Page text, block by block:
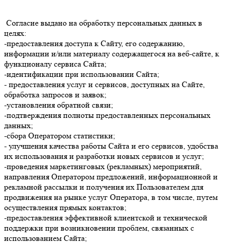
Согласие выдано на обработку персональных данных в
целях:
-предоставления доступа к Сайту, его содержанию,
информации и/или материалу содержащегося на веб-сайте, к
функционалу сервиса Сайта;
-идентификации при использовании Сайта;
- предоставления услуг и сервисов, доступных на Сайте,
обработка запросов и заявок;
-установления обратной связи;
-подтверждения полноты предоставленных персональных
данных;
-сбора Оператором статистики;
- улучшения качества работы Сайта и его сервисов, удобства
их использования и разработки новых сервисов и услуг;
-проведения маркетинговых (рекламных) мероприятий,
направления Оператором предложений, информационной и
рекламной рассылки и получения их Пользователем для
продвижения на рынке услуг Оператора, в том числе, путем
осуществления прямых контактов;
-предоставления эффективной клиентской и технической
поддержки при возникновении проблем, связанных с
использованием Сайта;